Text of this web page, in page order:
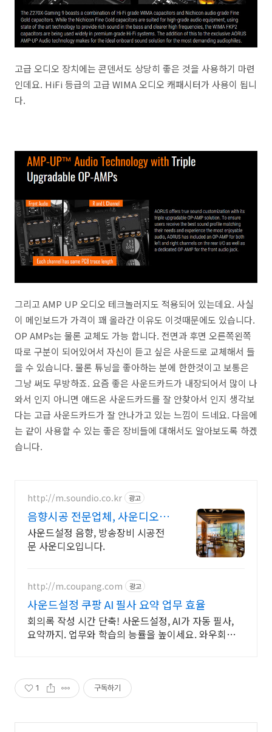
고급 오디오 장치에는 콘덴서도 상당히 좋은 것을 사용하기 마련
인데요. HiFi 등급의 고급 WIMA 오디오 캐패시터가 사용이 됩니
다.
그리고 AMP UP 오디오 테크놀러지도 적용되어 있는데요. 사실
이 메인보드가 가격이 꽤 올라간 이유도 이것때문에도 있습니다.
OP AMPs는 물론 교체도 가능 합니다. 전면과 후면 오른쪽왼쪽
따로 구분이 되어있어서 자신이 듣고 싶은 사운드로 교체해서 들
을 수 있습니다. 물론 튜닝을 좋아하는 분에 한한것이고 보통은
그냥 써도 무방하죠. 요즘 좋은 사운드카드가 내장되어서 많이 나
와서 인지 아니면 애드온 사운드카드를 잘 안찾아서 인지 생각보
다는 고급 사운드카드가 잘 안나가고 있는 느낌이 드네요. 다음에
는 같이 사용할 수 있는 좋은 장비들에 대해서도 알아보도록 하겠
습니다.
http://m.soundio.co.kr 광고
음향시공 전문업체, 사운디오 설
치, 컨설팅, 시공 전문
사운드설정 음향, 방송장비 시공전
문 사운디오입니다.
http://m.coupang.com 광고
사운드설정 쿠팡 AI 필사 요약 업무 효율
회의록 작성 시간 단축! 사운드설정, AI가 자동 필사,
요약까지. 업무와 학습의 능률을 높이세요. 와우회원
1 구독하기